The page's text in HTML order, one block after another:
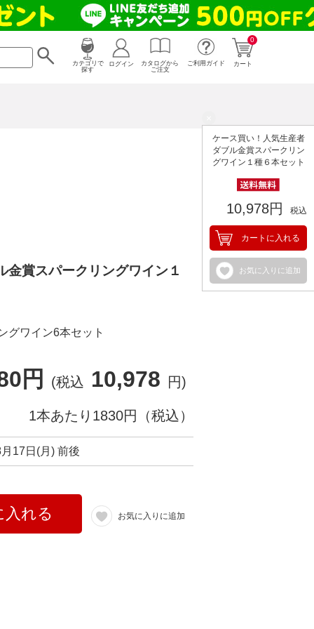
カテゴリで
探す
0
カート
ログイン
カタログから
ご注文
ご利用ガイド
ケース買い！人気生産者
ダブル金賞スパークリン
グワイン１種６本セット
10,978円 税込
カートに入れる
お気に入りに追加
金賞スパークリングワイン１
グワイン6本セット
円 (税込 10,978 円)
1本あたり1830円（税込）
17日(月) 前後
入れる お気に入りに追加